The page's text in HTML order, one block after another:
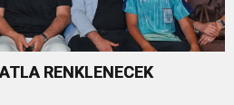
RENKLENECEK